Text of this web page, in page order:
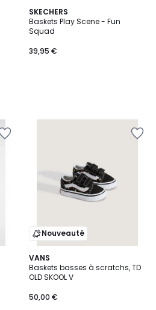
SKECHERS
Baskets Play Scene - Fun
Squad
39,95 €
Nouveauté
VANS
Baskets basses à scratchs, TD
OLD SKOOL V
50,00 €